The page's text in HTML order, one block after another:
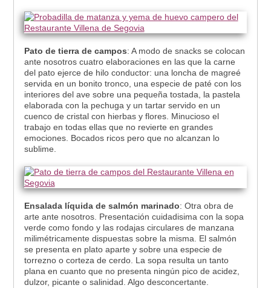
Pato de tierra de campos: A modo de snacks se colocan
ante nosotros cuatro elaboraciones en las que la carne
del pato ejerce de hilo conductor: una loncha de magreé
servida en un bonito tronco, una especie de paté con los
interiores del ave sobre una pequeña tostada, la pastela
elaborada con la pechuga y un tartar servido en un
cuenco de cristal con hierbas y flores. Minucioso el
trabajo en todas ellas que no revierte en grandes
emociones. Bocados ricos pero que no alcanzan lo
sublime.
Ensalada líquida de salmón marinado: Otra obra de
arte ante nosotros. Presentación cuidadisima con la sopa
verde como fondo y las rodajas circulares de manzana
milimétricamente dispuestas sobre la misma. El salmón
se presenta en plato aparte y sobre una especie de
torrezno o corteza de cerdo. La sopa resulta un tanto
plana en cuanto que no presenta ningún pico de acidez,
dulzor, picante o salinidad. Algo desconcertante.